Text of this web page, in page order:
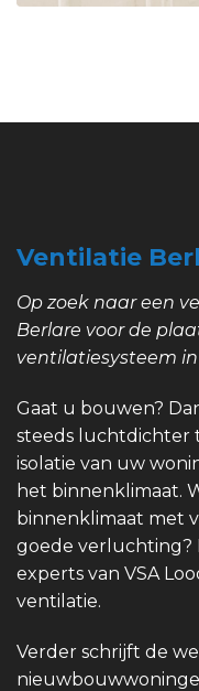
Ventilatie
Op zoek naar een
Berlare voor de
ventilatiesysteem
Gaat u bouwen?
steeds luchtdichter
isolatie van uw
het binnenklimaat.
binnenklimaat met
goede verluchting?
experts van VSA
ventilatie.
Verder schrijft de